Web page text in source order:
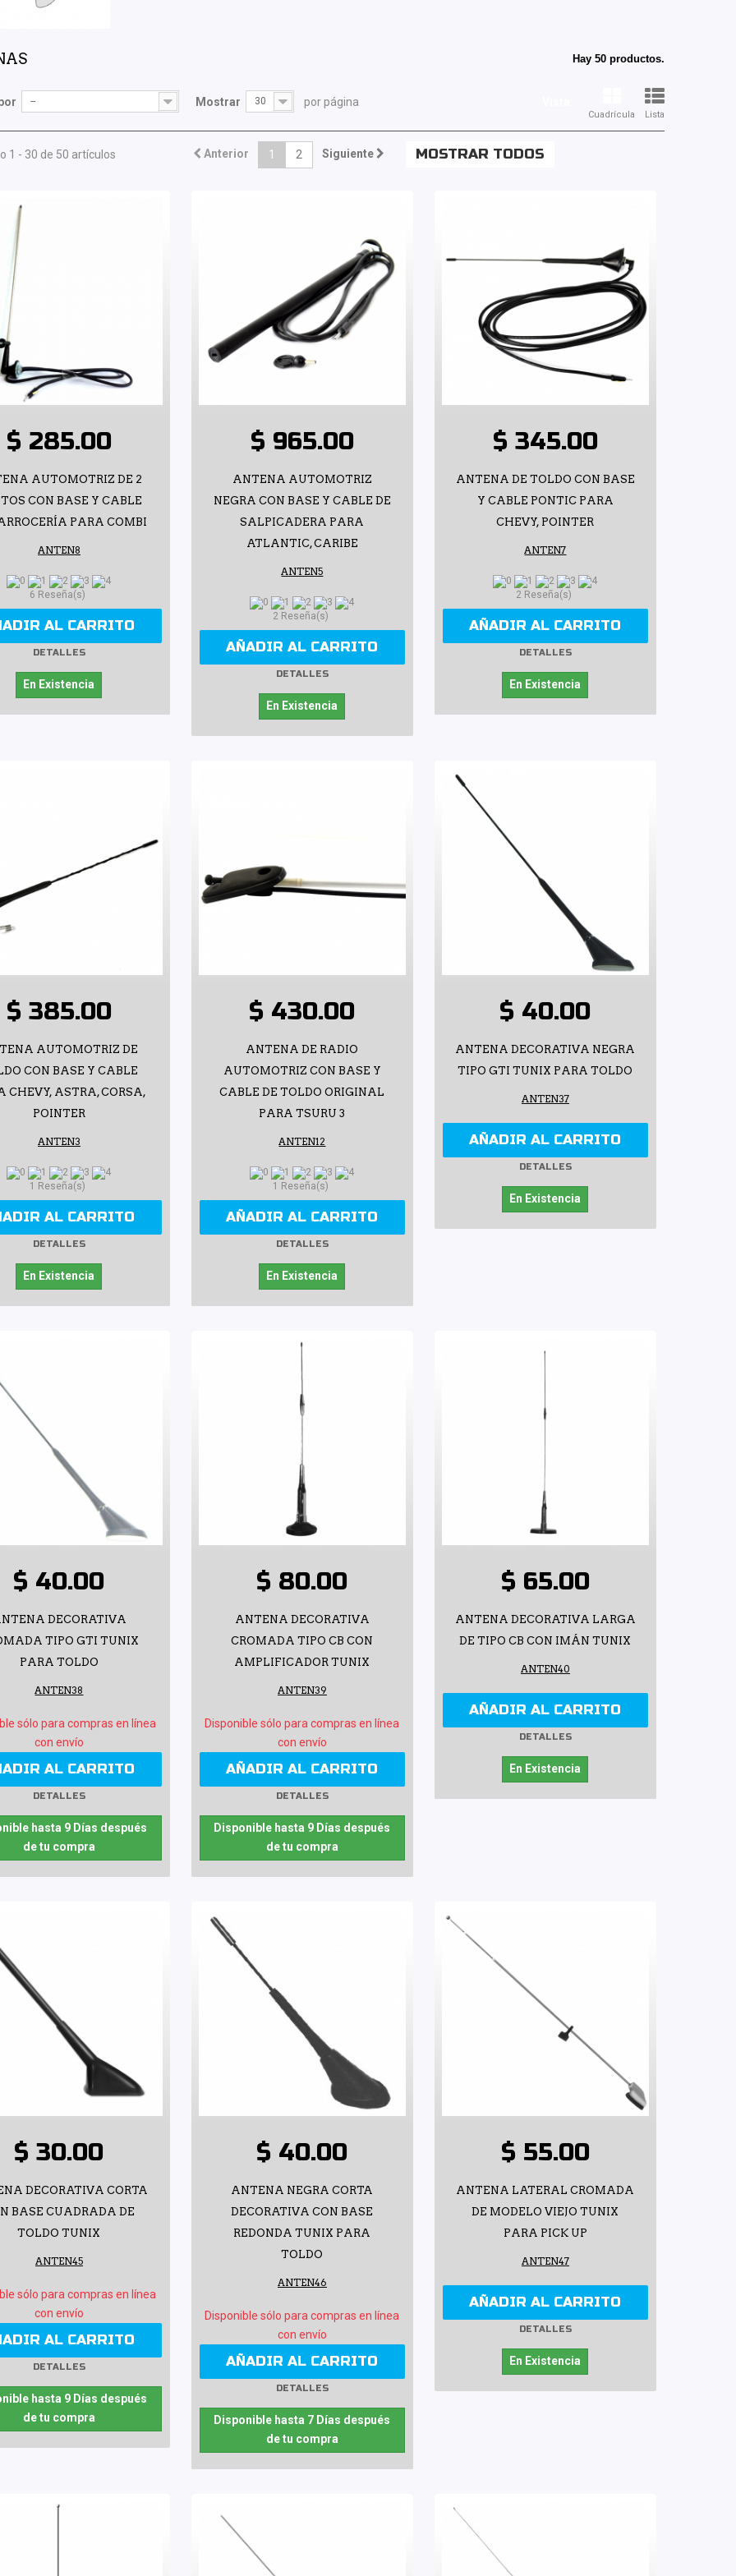
Hay 50 productos.
Cuadrícula Lista
-- Mostrar 30 por página
MOSTRAR TODOS
Anterior 1 2 Siguiente
1 - 30 de 50 artículos
$ 285.00
AUTOMOTRIZ DE 2
CON BASE Y CABLE
PARA COMBI
ANTEN8
6 Reseña(s)
AL CARRITO
DETALLES
En Existencia
$ 965.00
ANTENA AUTOMOTRIZ
NEGRA CON BASE Y CABLE DE
SALPICADERA PARA
ATLANTIC, CARIBE
ANTEN5
2 Reseña(s)
AÑADIR AL CARRITO
DETALLES
En Existencia
$ 345.00
ANTENA DE TOLDO CON BASE
Y CABLE PONTIC PARA
CHEVY, POINTER
ANTEN7
2 Reseña(s)
AÑADIR AL CARRITO
DETALLES
En Existencia
$ 385.00
AUTOMOTRIZ DE
CON BASE Y CABLE
CHEVY, ASTRA, CORSA,
POINTER
ANTEN3
1 Reseña(s)
AL CARRITO
DETALLES
En Existencia
$ 430.00
ANTENA DE RADIO
AUTOMOTRIZ CON BASE Y
CABLE DE TOLDO ORIGINAL
PARA TSURU 3
ANTEN12
1 Reseña(s)
AÑADIR AL CARRITO
DETALLES
En Existencia
$ 40.00
ANTENA DECORATIVA NEGRA
TIPO GTI TUNIX PARA TOLDO
ANTEN37
AÑADIR AL CARRITO
DETALLES
En Existencia
$ 40.00
DECORATIVA
TIPO GTI TUNIX
PARA TOLDO
ANTEN38
sólo para compras en línea
con envío
AL CARRITO
DETALLES
hasta 9 Días después
de tu compra
$ 80.00
ANTENA DECORATIVA
CROMADA TIPO CB CON
AMPLIFICADOR TUNIX
ANTEN39
Disponible sólo para compras en línea
con envío
AÑADIR AL CARRITO
DETALLES
Disponible hasta 9 Días después
de tu compra
$ 65.00
ANTENA DECORATIVA LARGA
DE TIPO CB CON IMÁN TUNIX
ANTEN40
AÑADIR AL CARRITO
DETALLES
En Existencia
$ 30.00
DECORATIVA CORTA
BASE CUADRADA DE
TOLDO TUNIX
ANTEN45
sólo para compras en línea
con envío
AL CARRITO
DETALLES
hasta 9 Días después
de tu compra
$ 40.00
ANTENA NEGRA CORTA
DECORATIVA CON BASE
REDONDA TUNIX PARA
TOLDO
ANTEN46
Disponible sólo para compras en línea
con envío
AÑADIR AL CARRITO
DETALLES
Disponible hasta 7 Días después
de tu compra
$ 55.00
ANTENA LATERAL CROMADA
DE MODELO VIEJO TUNIX
PARA PICK UP
ANTEN47
AÑADIR AL CARRITO
DETALLES
En Existencia